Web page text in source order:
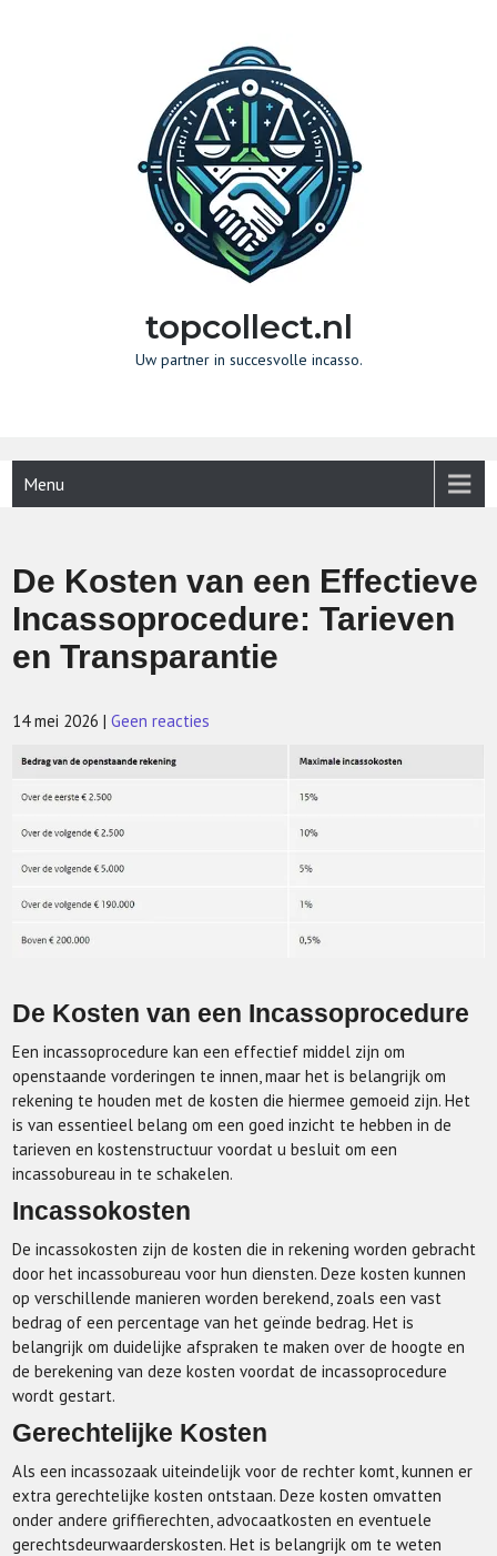
topcollect.nl
Uw partner in succesvolle incasso.
Menu
De Kosten van een Effectieve
Incassoprocedure: Tarieven
en Transparantie
14 mei 2026 |Geen reacties
De Kosten van een Incassoprocedure
Een incassoprocedure kan een effectief middel zijn om
openstaande vorderingen te innen, maar het is belangrijk om
rekening te houden met de kosten die hiermee gemoeid zijn. Het
is van essentieel belang om een goed inzicht te hebben in de
tarieven en kostenstructuur voordat u besluit om een
incassobureau in te schakelen.
Incassokosten
De incassokosten zijn de kosten die in rekening worden gebracht
door het incassobureau voor hun diensten. Deze kosten kunnen
op verschillende manieren worden berekend, zoals een vast
bedrag of een percentage van het geïnde bedrag. Het is
belangrijk om duidelijke afspraken te maken over de hoogte en
de berekening van deze kosten voordat de incassoprocedure
wordt gestart.
Gerechtelijke Kosten
Als een incassozaak uiteindelijk voor de rechter komt, kunnen er
extra gerechtelijke kosten ontstaan. Deze kosten omvatten
onder andere griffierechten, advocaatkosten en eventuele
gerechtsdeurwaarderskosten. Het is belangrijk om te weten